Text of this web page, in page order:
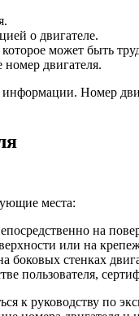
о двигателе.
может быть
двигателя.
Номер
места:
на
или на
боковых стенках
пользователя,
к руководству по